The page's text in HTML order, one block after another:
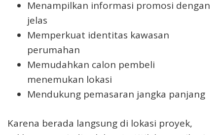
Menampilkan informasi promosi dengan
jelas
Memperkuat identitas kawasan
perumahan
Memudahkan calon pembeli
menemukan lokasi
Mendukung pemasaran jangka panjang
Karena berada langsung di lokasi proyek,